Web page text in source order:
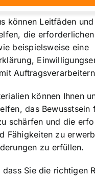
können Leitfäden
die
beispielsweise eine
können Ihnen
das Bewusstsein
schärfen und die
Fähigkeiten zu
zu erfüllen.
Sie die richtigen